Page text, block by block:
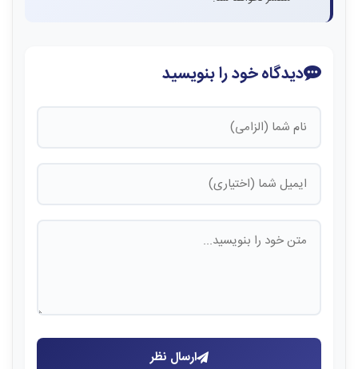
دیدگاه خود را بنویسید
ارسال نظر